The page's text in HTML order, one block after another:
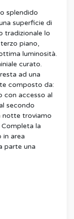
splendido
superficie di
tradizionale lo
piano,
luminosità.
curato.
ad una
composto da:
con accesso al
secondo
notte troviamo
la
area
parte una